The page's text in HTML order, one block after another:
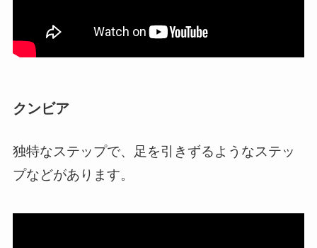
クンビア
独特なステップで、足を引きずるようなステッ
プなどがあります。